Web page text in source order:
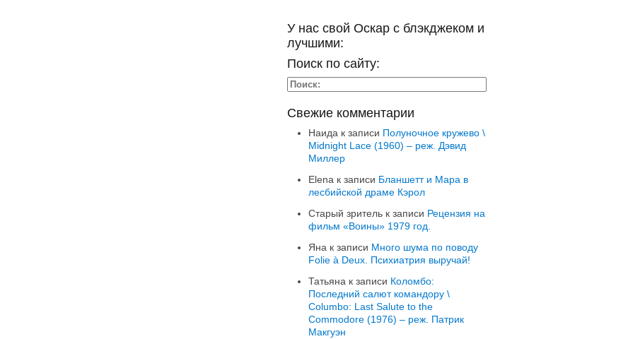
У нас свой Оскар с блэкджеком и
лучшими:
Поиск по сайту:
Свежие комментарии
Наида к записи Полуночное кружево \
Midnight Lace (1960) – реж. Дэвид
Миллер
Elena к записи Бланшетт и Мара в
лесбийской драме Кэрол
Старый зритель к записи Рецензия на
фильм «Воины» 1979 год.
Яна к записи Много шума по поводу
Folie à Deux. Психиатрия выручай!
Татьяна к записи Коломбо:
Последний салют командору \
Columbo: Last Salute to the
Commodore (1976) – реж. Патрик
Макгуэн